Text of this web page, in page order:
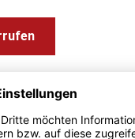
Impressum